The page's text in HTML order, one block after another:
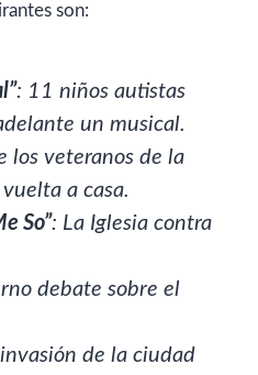
son:
: 11 niños autistas
un musical.
los veteranos de la
a casa.
So”: La Iglesia contra
debate sobre el
de la ciudad